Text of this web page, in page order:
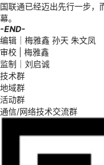
国联通已经迈出先行一步，
幕。
-END-
编辑｜梅雅鑫 孙天 朱文凤
审校 | 梅雅鑫
监制｜刘启诚
技术群
地域群
活动群
通信/网络技术交流群